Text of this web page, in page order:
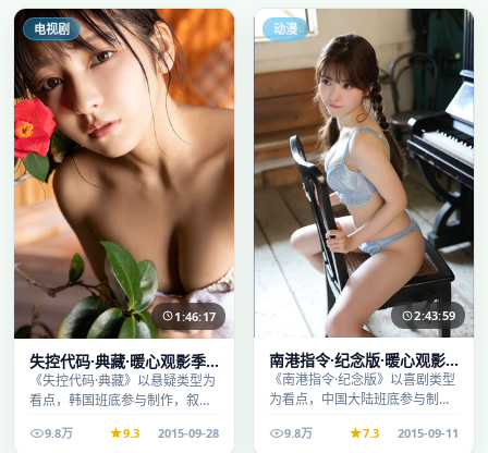
电视剧
1:46:17
失控代码·典藏·暖心观影季
口碑发酵持续升温
《失控代码·典藏》以悬疑类型为
看点，韩国班底参与制作，叙事
观看。
9.8万 9.3 2015-09-28
动漫
2:43:59
南港指令·纪念版·暖心观影
季口碑发酵持续升温
《南港指令·纪念版》以喜剧类型
为看点，中国大陆班底参与制
休闲时段观看。
9.8万 7.3 2015-09-11